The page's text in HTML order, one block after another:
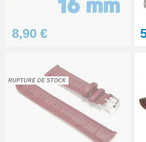
8,90 €
RUPTURE DE STOCK